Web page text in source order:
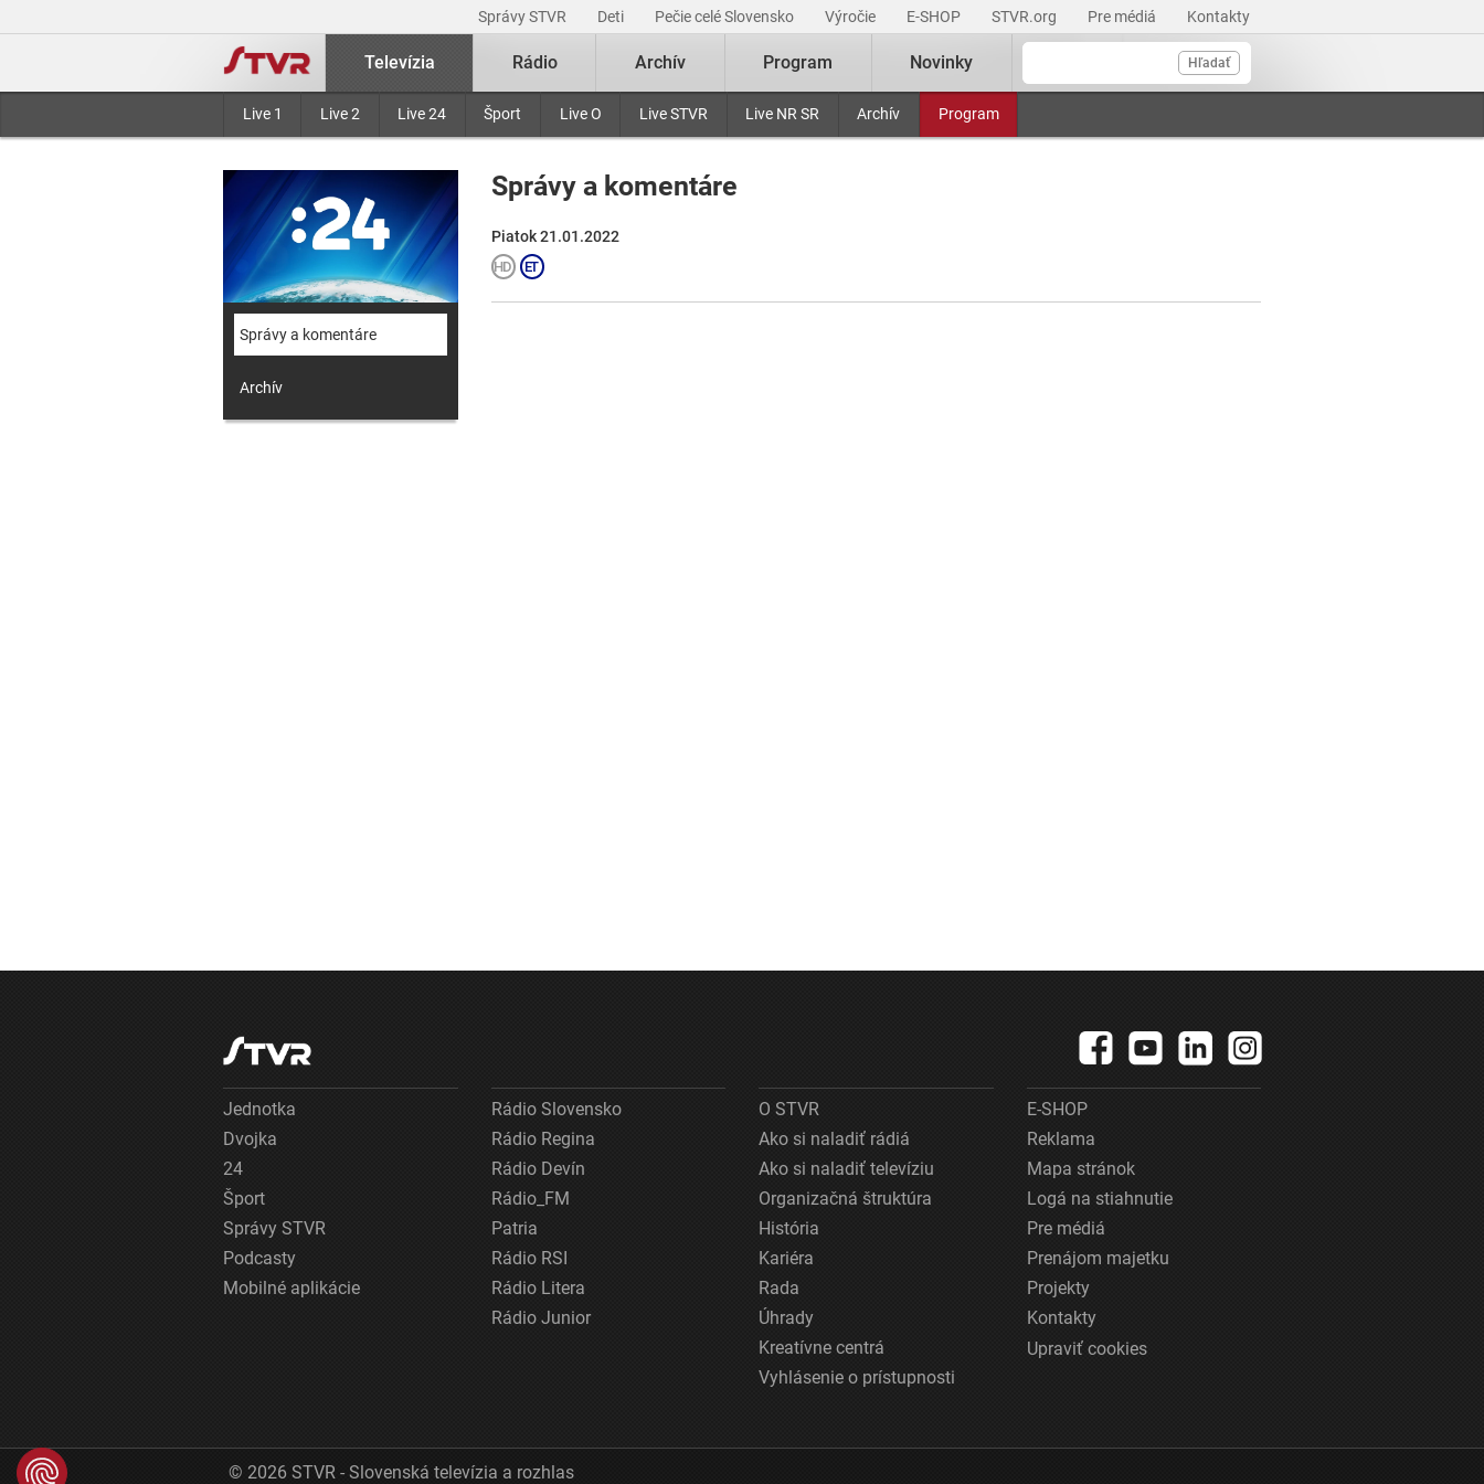
Správy STVR Deti Pečie celé Slovensko Výročie E-SHOP STVR.org Pre médiá Kontakty
Hľadať
Televízia
Live 1 Live 2 Live 24 Šport Live O Live STVR Live NR SR Archív Program
Rádio Archív Program Novinky
Správy a komentáre
Archív
Správy a komentáre
Piatok 21.01.2022
Jednotka
Dvojka
24
Šport
Správy STVR
Podcasty
Mobilné aplikácie
Rádio Slovensko
Rádio Regina
Rádio Devín
Rádio_FM
Patria
Rádio RSI
Rádio Litera
Rádio Junior
O STVR
Ako si naladiť rádiá
Ako si naladiť televíziu
Organizačná štruktúra
História
Kariéra
Rada
Úhrady
Kreatívne centrá
Vyhlásenie o prístupnosti
E-SHOP
Reklama
Mapa stránok
Logá na stiahnutie
Pre médiá
Prenájom majetku
Projekty
Kontakty
Upraviť cookies
© 2026 STVR - Slovenská televízia a rozhlas